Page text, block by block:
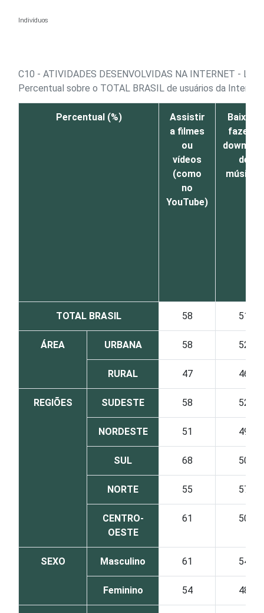
Indivíduos
C10 - ATIVIDADES DESENVOLVIDAS NA INTERNET -
Percentual sobre o TOTAL BRASIL de usuários da Internet
Percentual (%)
Assistir
a filmes
ou
vídeos
(como
no
YouTube)
Baixar /
fazer o
de
músicas
TOTAL BRASIL 58 51
ÁREA URBANA 58 52
RURAL 47 46
REGIÕES SUDESTE 58 52
NORDESTE 51 49
SUL 68 50
NORTE 55 57
CENTRO-
OESTE
61 50
SEXO Masculino 61 54
Feminino 54 48